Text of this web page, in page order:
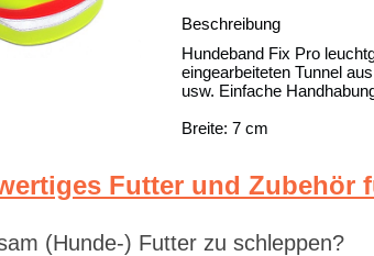
Beschreibung
Hundeband Fix Pro
eingearbeiteten Tunnel
usw. Einfache
Breite: 7 cm
Futter und Zubehör
(Hunde-) Futter zu schleppen?